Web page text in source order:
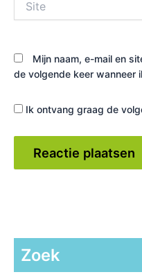
Mijn naam, e-mail en
de volgende keer wanneer
Ik ontvang graag de
Zoek